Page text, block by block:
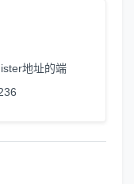
地址的端